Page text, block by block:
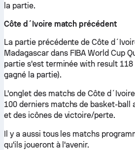
la partie.
Côte d´Ivoire match précédent
La partie précédente de Côte
Madagascar dans FIBA World Cup
partie s'est terminée with result 118
gagné la partie).
L'onglet des matchs de Côte
100 derniers matchs de basket-ball
et des icônes de victoire/perte.
Il y a aussi tous les matchs
qu'ils joueront à l'avenir.